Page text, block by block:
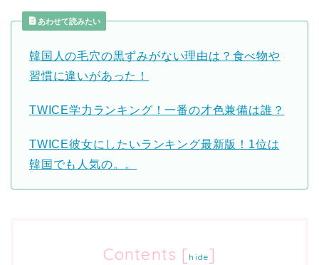
あわせて読みたい
韓国人の毛穴の黒ずみがない理由は？食べ物や
習慣に違いがあった！
TWICE学力ランキング！一番の才色兼備は誰？
TWICE彼女にしたいランキング最新版！1位は
韓国でも人気の。。
Contents [ hide]